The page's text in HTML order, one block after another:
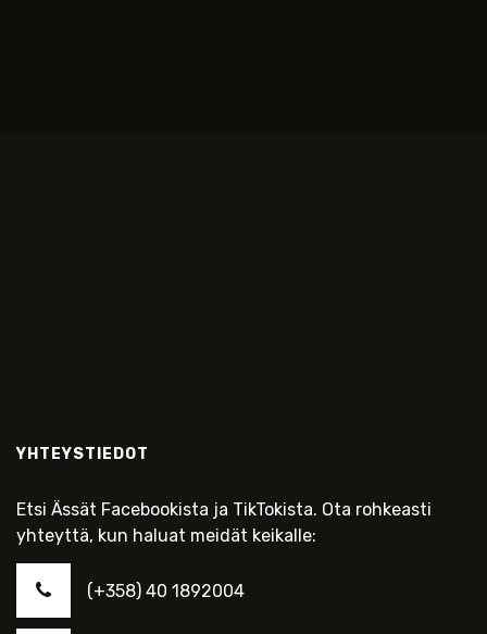
YHTEYSTIEDOT
Etsi Ässät Facebookista ja TikTokista. Ota rohkeasti
yhteyttä, kun haluat meidät keikalle:
(+358) 40 1892004